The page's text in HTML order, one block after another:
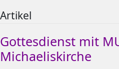
Artikel
Gottesdienst mit
Michaeliskirche